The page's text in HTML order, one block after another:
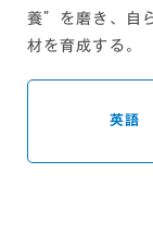
養”を磨き、
自
材を育成する。
英語